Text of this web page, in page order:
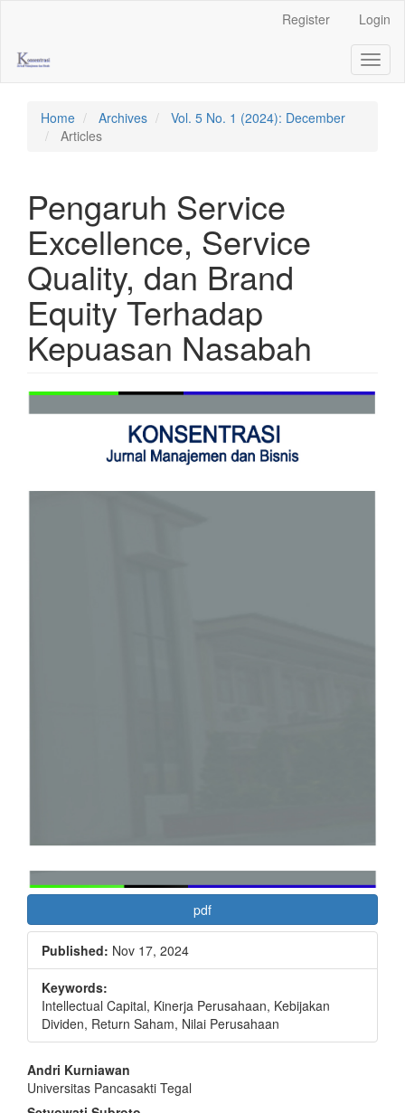
Content
Sidebar
Register Login
Home Archives
Vol. 5 No. 1 (2024): December
Articles
Pengaruh Service
Excellence, Service
Quality, dan Brand
Equity Terhadap
Kepuasan Nasabah
Article
pdf
Published: Nov 17, 2024
Keywords:
Intellectual Capital, Kinerja Perusahaan, Kebijakan
Dividen, Return Saham, Nilai Perusahaan
Main
Article
Andri Kurniawan
Universitas Pancasakti Tegal